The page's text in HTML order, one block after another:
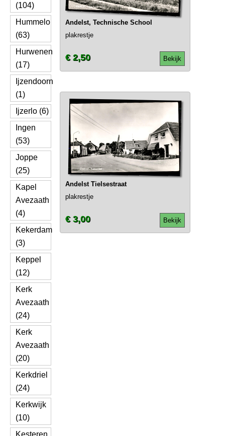
(104)
Hummelo
(63)
Hurwenen
(17)
Ijzendoorn
(1)
Ijzerlo (6)
Ingen
(53)
Joppe
(25)
Kapel
Avezaath
(4)
Kekerdam
(3)
Keppel
(12)
Kerk
Avezaath
(24)
Kerk
Avezaath
(20)
Kerkdriel
(24)
Kerkwijk
(10)
Kesteren
Andelst, Technische School
plakrestje
Bekijk
€ 2,50
Andelst Tielsestraat
plakrestje
Bekijk
€ 3,00